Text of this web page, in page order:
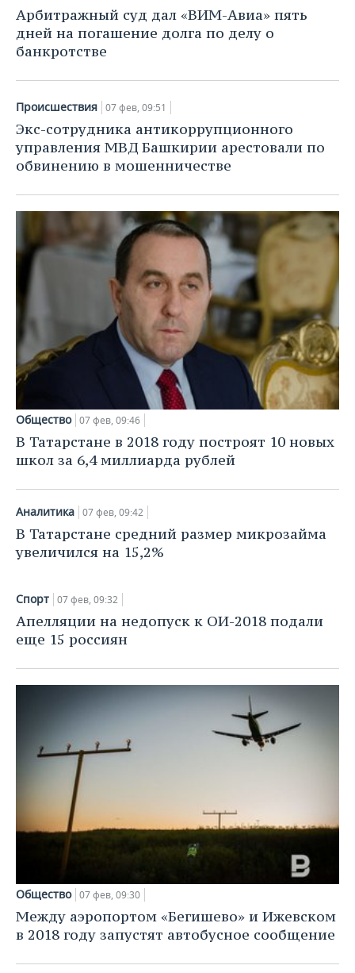
НЕФТЕХИМИЯ
НЕФТЬ
ОПК
ЭНЕРГЕТИКА
РОЗНИЧНАЯ ТОРГОВЛЯ
УСЛУГИ
НОВОСТИ ТЕХНОЛОГИЙ
МЕДИА
ТЕЛЕКОММУНИКАЦИИ
МЕРОПРИЯТИЯ
ВЫЕЗДНАЯ РЕДАКЦИЯ
БИЗНЕС-БРАНЧИ
ONLINE-КОНФЕРЕНЦИИ
ОТКРЫТАЯ ЛЕКЦИЯ
НОВОСТИ СПОРТА
ФУТБОЛ
ХОККЕЙ
БАСКЕТБОЛ
ВОЛЕЙБОЛ
ФИГУРНОЕ КАТАНИЕ
ВОДНЫЕ ВИДЫ СПОРТА
ОБЩЕСТВО
НОВОСТИ ОБЩЕСТВА
ВЛАСТЬ
ИНФРАСТРУКТУРА
ИСТОРИЯ
МЕДИЦИНА
ОБРАЗОВАНИЕ
ФОТОГАЛЕРЕЯ
СПРАВОЧНИК
СПИСОК ПЕРСОН
СПИСОК КОМПАНИЙ
ПОЛНАЯ ВЕРСИЯ
Арбитражный суд дал «ВИМ-Авиа» пять
дней на погашение долга по делу о
банкротстве
Происшествия 07 фев, 09:51
Экс-сотрудника антикоррупционного
управления МВД Башкирии арестовали по
обвинению в мошенничестве
Общество 07 фев, 09:46
В Татарстане в 2018 году построят 10 новых
школ за 6,4 миллиарда рублей
Аналитика 07 фев, 09:42
В Татарстане средний размер микрозайма
увеличился на 15,2%
Спорт 07 фев, 09:32
Апелляции на недопуск к ОИ-2018 подали
еще 15 россиян
Общество 07 фев, 09:30
Между аэропортом «Бегишево» и Ижевском
в 2018 году запустят автобусное сообщение